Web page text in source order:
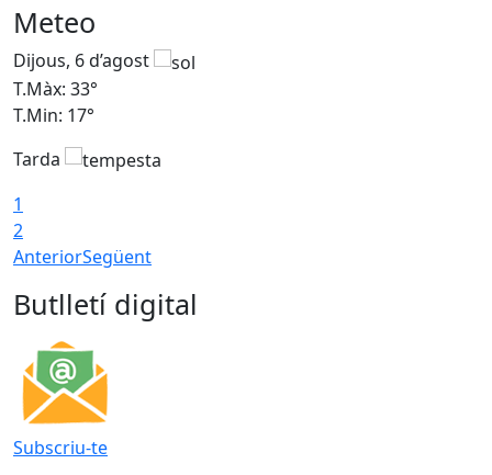
Meteo
Dijous, 6 d’agost
T.Màx: 33°
T.Min: 17°
Tarda
1
2
AnteriorSegüent
Butlletí digital
Subscriu-te